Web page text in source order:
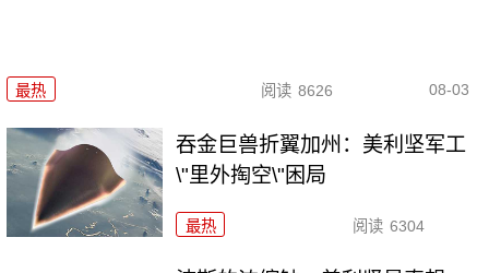
最热 阅读 8626 08-03
吞金巨兽折翼加州：美利坚军工
\"里外掏空\"困局
最热 阅读 6304